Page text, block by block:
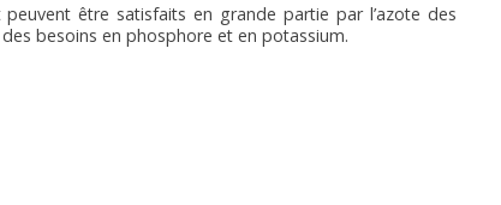
être satisfaits en grande partie par l’azote des
besoins en phosphore et en potassium.